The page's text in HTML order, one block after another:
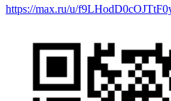
https://max.ru/u/